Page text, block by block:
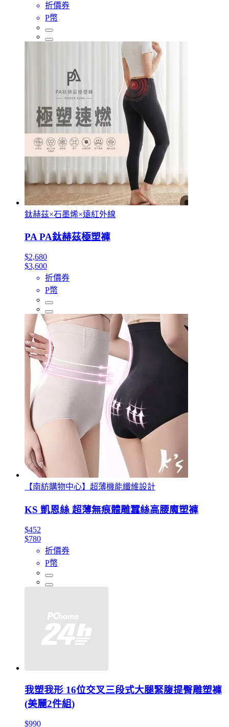
折價券
P幣
鈦赫茲×石墨烯×遠紅外線
PA PA鈦赫茲極塑褲
$2,680
$3,600
折價券
P幣
【南紡購物中心】超薄機能纖維設計
KS 凱恩絲 超薄無痕體雕蠶絲高腰魔塑褲
$452
$780
折價券
P幣
我塑我形 16位交叉三段式大腿緊腹提臀雕塑褲
(美麗2件組)
$990